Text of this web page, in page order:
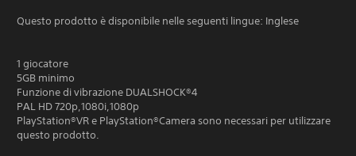
Questo prodotto è disponibile nelle seguenti lingue: Inglese
1 giocatore
5GB minimo
Funzione di vibrazione DUALSHOCK®4
PAL HD 720p,1080i,1080p
PlayStation®VR e PlayStation®Camera sono necessari per utilizzare
questo prodotto.